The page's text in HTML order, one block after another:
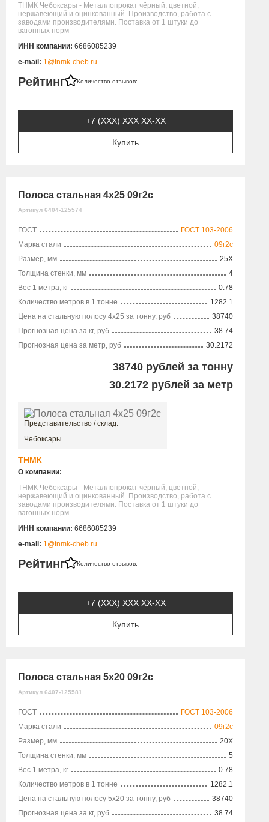
ТНМК Чебоксары - Металлопрокат чёрный, цветной,
нержавеющий и оцинкованный. Производство, работа с
заводами производителями. Поставка от 1 штуки до
вагонных норм
ИНН компании: 6686085239
e-mail: 1@tnmk-cheb.ru
Рейтинг Количество отзывов:
+7 (XXX) ХХХ ХХ-ХХ
Купить
Полоса стальная 4х25 09г2с
Артикул 6404-125574
ГОСТ
ГОСТ 103-2006
Марка стали
09г2с
Размер, мм
25X
Толщина стенки, мм
4
Вес 1 метра, кг
0.78
Количество метров в 1 тонне
1282.1
Цена на стальную полосу 4х25 за тонну, руб
38740
Прогнозная цена за кг, руб
38.74
Прогнозная цена за метр, руб
30.2172
38740 рублей за тонну
30.2172 рублей за метр
Представительство / склад:
Чебоксары
ТНМК
О компании:
ТНМК Чебоксары - Металлопрокат чёрный, цветной,
нержавеющий и оцинкованный. Производство, работа с
заводами производителями. Поставка от 1 штуки до
вагонных норм
ИНН компании: 6686085239
e-mail: 1@tnmk-cheb.ru
Рейтинг Количество отзывов:
+7 (XXX) ХХХ ХХ-ХХ
Купить
Полоса стальная 5х20 09г2с
Артикул 6407-125581
ГОСТ
ГОСТ 103-2006
Марка стали
09г2с
Размер, мм
20X
Толщина стенки, мм
5
Вес 1 метра, кг
0.78
Количество метров в 1 тонне
1282.1
Цена на стальную полосу 5х20 за тонну, руб
38740
Прогнозная цена за кг, руб
38.74